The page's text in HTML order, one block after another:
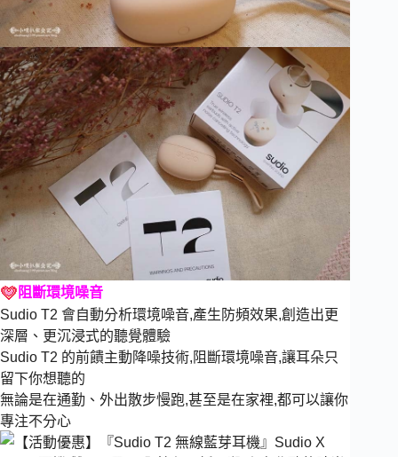
阻斷環境噪音
Sudio T2 會自動分析環境噪音,產生防頻效果,創造出更
深層、更沉浸式的聽覺體驗
Sudio T2 的前饋主動降噪技術,阻斷環境噪音,讓耳朵只
留下你想聽的
無論是在通勤、外出散步慢跑,甚至是在家裡,都可以讓你
專注不分心